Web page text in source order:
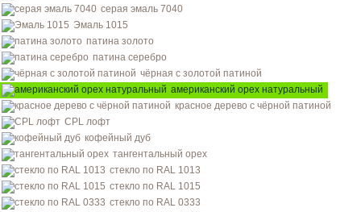
серая эмаль 7040
Эмаль 1015
патина золото
патина серебро
чёрная с золотой патиной
американский орех натуральный
красное дерево с чёрной патиной
CPL лофт
кофейный дуб
тангентальный орех
стекло по RAL 1013
стекло по RAL 1015
стекло по RAL 0333